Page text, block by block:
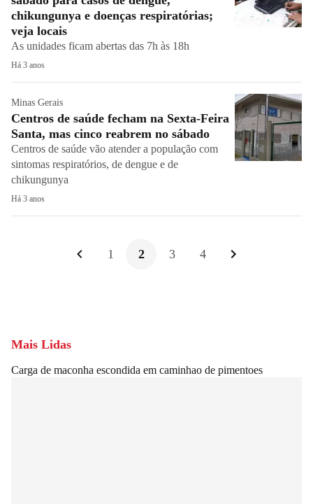
chikungunya e doenças respiratórias;
veja locais
As unidades ficam abertas das 7h às 18h
Há 3 anos
Minas Gerais
Centros de saúde fecham na Sexta-Feira
Santa, mas cinco reabrem no sábado
Centros de saúde vão atender a população com
sintomas respiratórios, de dengue e de
chikungunya
Há 3 anos
1 2 3 4
Mais Lidas
Carga de maconha escondida em caminhao de pimentoes